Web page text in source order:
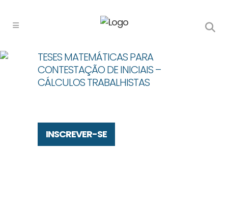
TESES MATEMÁTICAS PARA
CONTESTAÇÃO DE INICIAIS –
CÁLCULOS TRABALHISTAS
INSCREVER-SE